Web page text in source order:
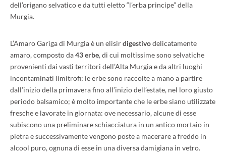
dell’origano selvatico e da tutti eletto “l’erba principe” della
Murgia.
L’Amaro Garìga di Murgia è un elisirdigestivodelicatamente
amaro, composto da43 erbe, di cui moltissime sono selvatiche
provenienti dai vasti territori dell’Alta Murgia e da altri luoghi
incontaminati limitrofi; le erbe sono raccolte a mano a partire
dall’inizio della primavera fino all’inizio dell’estate, nel loro giusto
periodo balsamico; è molto importante che le erbe siano utilizzate
fresche e lavorate in giornata: ove necessario, alcune di esse
subiscono una preliminare schiacciatura in un antico mortaio in
pietra e successivamente vengono poste a macerare a freddo in
alcool puro, ognuna di esse in una diversa damigiana in vetro.